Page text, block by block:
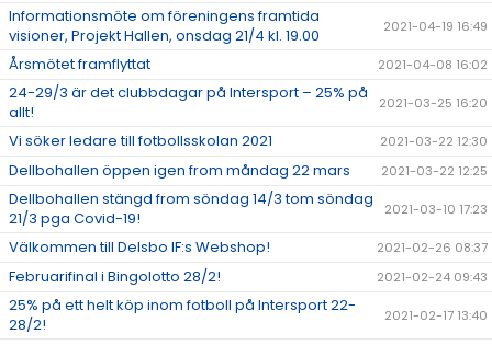
Informationsmöte om föreningens framtida
visioner, Projekt Hallen, onsdag 21/4 kl. 19.00
2021-04-19 16:49
Årsmötet framflyttat 2021-04-08 16:02
24-29/3 är det clubbdagar på Intersport – 25% på
allt!
2021-03-25 16:20
Vi söker ledare till fotbollsskolan 2021 2021-03-22 12:30
Dellbohallen öppen igen from måndag 22 mars 2021-03-22 12:25
Dellbohallen stängd from söndag 14/3 tom söndag
21/3 pga Covid-19!
2021-03-10 17:23
Välkommen till Delsbo IF:s Webshop! 2021-02-26 08:37
Februarifinal i Bingolotto 28/2! 2021-02-24 09:43
25% på ett helt köp inom fotboll på Intersport 22-
28/2!
2021-02-17 13:40